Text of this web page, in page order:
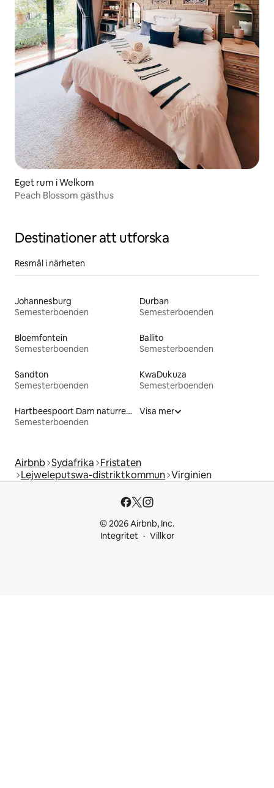
Eget rum i Welkom
Peach Blossom gästhus
Destinationer att utforska
Resmål i närheten
Johannesburg
Semesterboenden
Durban
Semesterboenden
Bloemfontein
Semesterboenden
Ballito
Semesterboenden
Sandton
Semesterboenden
KwaDukuza
Semesterboenden
Hartbeespoort Dam naturreservat
Semesterboenden
Visa mer
Airbnb Sydafrika Fristaten
Lejweleputswa-distriktkommun Virginien
© 2026 Airbnb, Inc.
Integritet
Villkor